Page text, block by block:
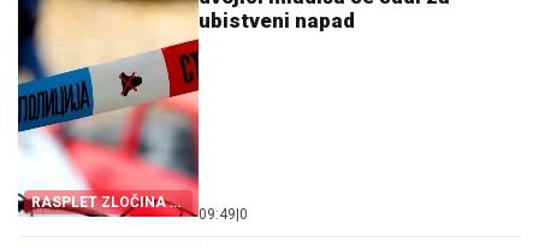
RASPLET ZLOČINA U
SAVINOM SELU
ubistveni napad
09:49 0